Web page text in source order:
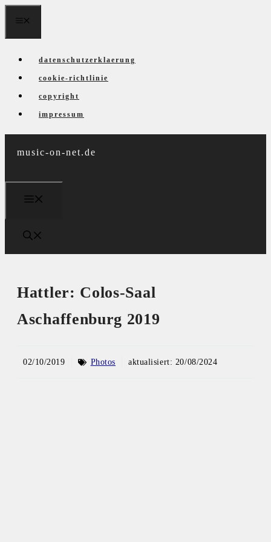
datenschutzerklaerung
cookie-richtlinie
copyright
impressum
music-on-net.de
Hattler: Colos-Saal
Aschaffenburg 2019
02/10/2019 Photos aktualisiert: 20/08/2024